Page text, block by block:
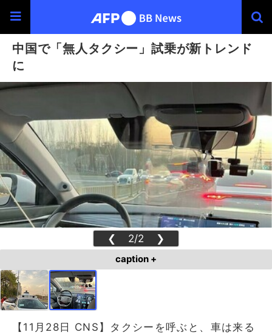
中国で「無人タクシー」試乗が新トレンド
に
❮ 2/2 ❯
caption +
【11月28日 CNS】タクシーを呼ぶと、車は来る